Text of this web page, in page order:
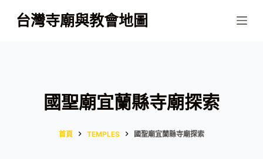
跳
至
台灣寺廟與教會地圖
國聖廟宜蘭縣寺廟探索
首頁 TEMPLES 國聖廟宜蘭縣寺廟探索